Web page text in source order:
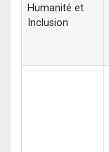
Humanité et
Inclusion